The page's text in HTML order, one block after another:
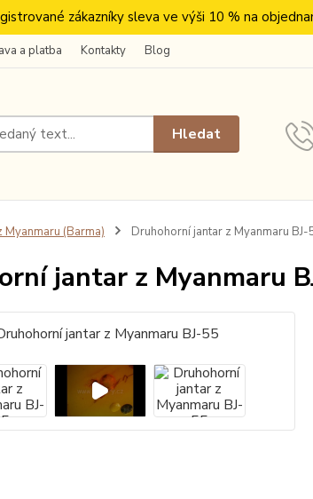
zákazníky sleva ve výši 10 % na
a platba Kontakty Blog
Hledat
Myanmaru (Barma) Druhohorní jantar z Myanmaru BJ-
jantar z Myanmaru